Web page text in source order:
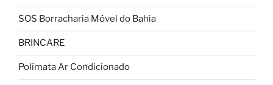
SOS Borracharia Móvel do Bahia
BRINCARE
Polímata Ar Condicionado